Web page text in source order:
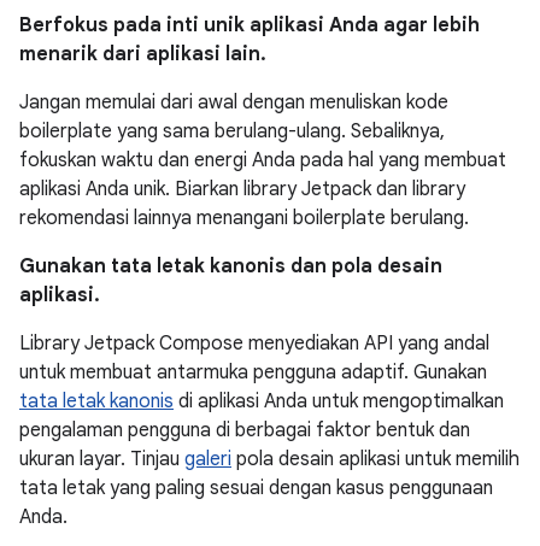
Berfokus pada inti unik aplikasi Anda agar lebih
menarik dari aplikasi lain.
Jangan memulai dari awal dengan menuliskan kode
boilerplate yang sama berulang-ulang. Sebaliknya,
fokuskan waktu dan energi Anda pada hal yang membuat
aplikasi Anda unik. Biarkan library Jetpack dan library
rekomendasi lainnya menangani boilerplate berulang.
Gunakan tata letak kanonis dan pola desain
aplikasi.
Library Jetpack Compose menyediakan API yang andal
untuk membuat antarmuka pengguna adaptif. Gunakan
tata letak kanonis di aplikasi Anda untuk mengoptimalkan
pengalaman pengguna di berbagai faktor bentuk dan
ukuran layar. Tinjau galeri pola desain aplikasi untuk memilih
tata letak yang paling sesuai dengan kasus penggunaan
Anda.